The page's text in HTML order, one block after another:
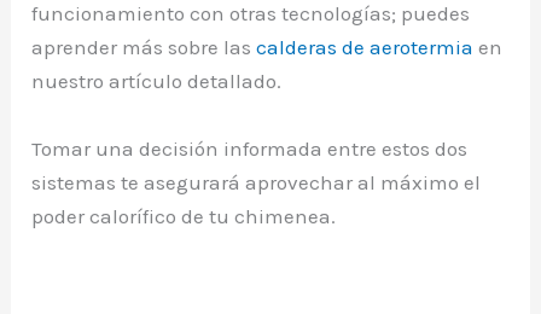
funcionamiento con otras tecnologías; puedes
aprender más sobre lascalderas de aerotermia en
nuestro artículo detallado.
Tomar una decisión informada entre estos dos
sistemas te asegurará aprovechar al máximo el
poder calorífico de tu chimenea.